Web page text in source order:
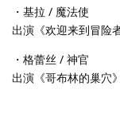
・基拉 / 魔法使
出演《欢迎来到冒险
・格蕾丝 / 神官
出演《哥布林的巢穴》